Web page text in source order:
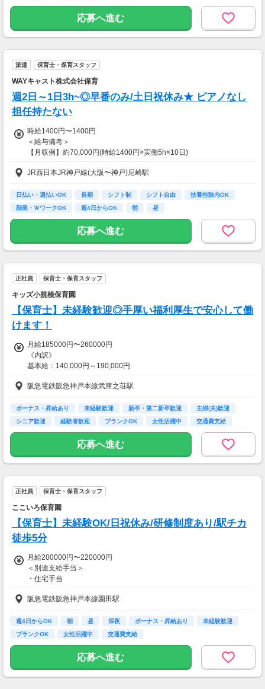
応募へ進む
派遣 保育士・保育スタッフ
WAYキャスト株式会社保育
週2日～1日3h~◎早番のみ/土日祝休み★ ピアノなし
担任持たない
時給1400円〜1400円
＜給与備考＞
【月収例】約70,000円(時給1400円×実働5h×10日)
※月収例は一例であり保証するものではありません。
【給与備考】
◆日払い・週払いOK！
※シフト・勤務時間・業務内容により時給の変動あり
※紹介先の保育園によって時給が異なる場合がございます。
JR西日本JR神戸線(大阪〜神戸)尼崎駅
日払い・週払いOK 長期 シフト制 シフト自由
扶養控除内OK
副業・ＷワークOK
週4日からOK 朝 昼
応募へ進む
正社員 保育士・保育スタッフ
キッズ小規模保育園
【保育士】未経験歓迎◎手厚い福利厚生で安心して働
けます！
月給185000円〜260000円
《内訳》
基本給：140,000円～190,000円
保育士手当：20,000円
職責手当：5,000円～30,000円
皆勤手当：20,000円
※経験は考慮致します。
阪急電鉄阪急神戸本線武庫之荘駅
ボーナス・昇給あり 未経験歓迎 新卒・第二新卒歓迎
主婦(夫)歓迎
シニア歓迎
経験者歓迎 ブランクOK 女性活躍中 交通費支給
応募へ進む
正社員 保育士・保育スタッフ
ここいろ保育園
【保育士】未経験OK/日祝休み/研修制度あり/駅チカ
徒歩5分
月給200000円〜220000円
＜別途支給手当＞
・住宅手当
■昇給：年1回
■賞与：年2回(計2ヵ月分)
・固定残業代なし
一部支給
阪急電鉄阪急神戸本線園田駅
週4日からOK 朝 昼 深夜 ボーナス・昇給あり
未経験歓迎
ブランクOK
女性活躍中 交通費支給
応募へ進む